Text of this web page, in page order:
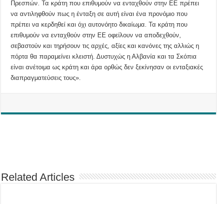
Πρεσπών. Τα κράτη που επιθυμούν να ενταχθούν στην ΕΕ πρέπει
να αντιληφθούν πως η ένταξη σε αυτή είναι ένα προνόμιο που
πρέπει να κερδηθεί και όχι αυτονόητο δικαίωμα. Τα κράτη που
επιθυμούν να ενταχθούν στην ΕΕ οφείλουν να αποδεχθούν,
σεβαστούν και τηρήσουν τις αρχές, αξίες και κανόνες της αλλιώς η
πόρτα θα παραμείνει κλειστή. Δυστυχώς η Αλβανία και τα Σκόπια
είναι ανέτοιμα ως κράτη και άρα ορθώς δεν ξεκίνησαν οι ενταξιακές
διαπραγματεύσεις τους».
Related Articles